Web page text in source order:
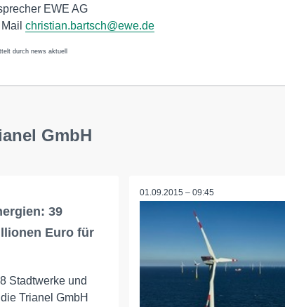
EWE AG
christian.bartsch@ewe.de
durch news aktuell
GmbH
39
Euro für
Stadtwerke und
Trianel GmbH
01.09.2015 – 09:45